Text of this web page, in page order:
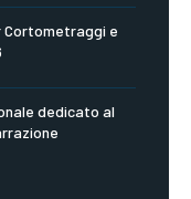
Cortometraggi e
dedicato al